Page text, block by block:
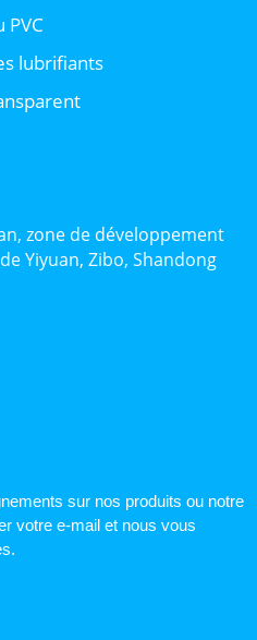
lubrifiants
zone de développement
Yiyuan, Zibo, Shandong
sur nos produits ou notre
votre e-mail et nous vous